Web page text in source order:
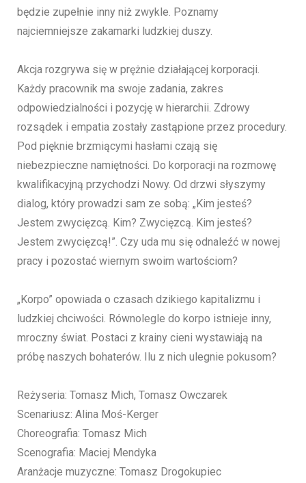
będzie zupełnie inny niż zwykle. Poznamy
najciemniejsze zakamarki ludzkiej duszy.
Akcja rozgrywa się w prężnie działającej korporacji.
Każdy pracownik ma swoje zadania, zakres
odpowiedzialności i pozycję w hierarchii. Zdrowy
rozsądek i empatia zostały zastąpione przez procedury.
Pod pięknie brzmiącymi hasłami czają się
niebezpieczne namiętności. Do korporacji na rozmowę
kwalifikacyjną przychodzi Nowy. Od drzwi słyszymy
dialog, który prowadzi sam ze sobą: „Kim jesteś?
Jestem zwycięzcą. Kim? Zwycięzcą. Kim jesteś?
Jestem zwycięzcą!”. Czy uda mu się odnaleźć w nowej
pracy i pozostać wiernym swoim wartościom?
„Korpo” opowiada o czasach dzikiego kapitalizmu i
ludzkiej chciwości. Równolegle do korpo istnieje inny,
mroczny świat. Postaci z krainy cieni wystawiają na
próbę naszych bohaterów. Ilu z nich ulegnie pokusom?
Reżyseria: Tomasz Mich, Tomasz Owczarek
Scenariusz: Alina Moś-Kerger
Choreografia: Tomasz Mich
Scenografia: Maciej Mendyka
Aranżacje muzyczne: Tomasz Drogokupiec